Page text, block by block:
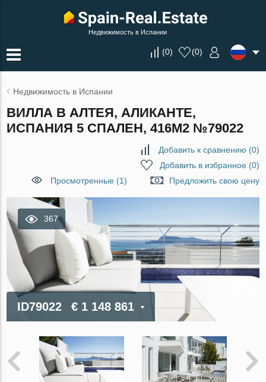
Недвижимость в Испании
(0) (0)
Недвижимость в Испании
ВИЛЛА В АЛТЕЯ, АЛИКАНТЕ,
ИСПАНИЯ 5 СПАЛЕН, 416М2 №79022
Добавить к сравнению (0)
Добавить в избранное(0)
Просмотренные (1)
Предложить свою цену
367
ID79022 € 1 148 861